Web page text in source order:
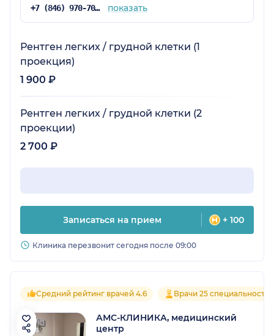
+7 (846) 970-70-83 показать
Рентген легких / грудной клетки (1
проекция)
1 900 ₽
Рентген легких / грудной клетки (2
проекции)
2 700 ₽
Записаться на прием + 100
Клиника перезвонит сегодня после 09:00
Средний рейтинг врачей 4.6 Врачи 25 специальностей
АМС-КЛИНИКА, медицинский
центр